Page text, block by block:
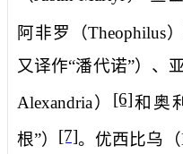
阿非罗（Theophilus）
又译作“潘代诺”） 、
Alexandria） [6]和 奥
根”） [7]。优西比乌（